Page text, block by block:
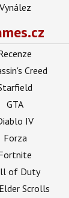
Vynález
Creed
GTA
IV
Forza
of Duty
Scrolls